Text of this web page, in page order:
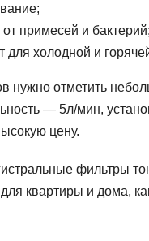
примесей и бактерий;
для холодной и
нужно отметить
— 5л/мин,
цену.